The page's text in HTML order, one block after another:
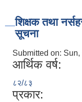
शिक्षक तथा
सूचना
Submitted on: Sun,
आर्थिक वर्ष:
८२/८३
प्रकार: